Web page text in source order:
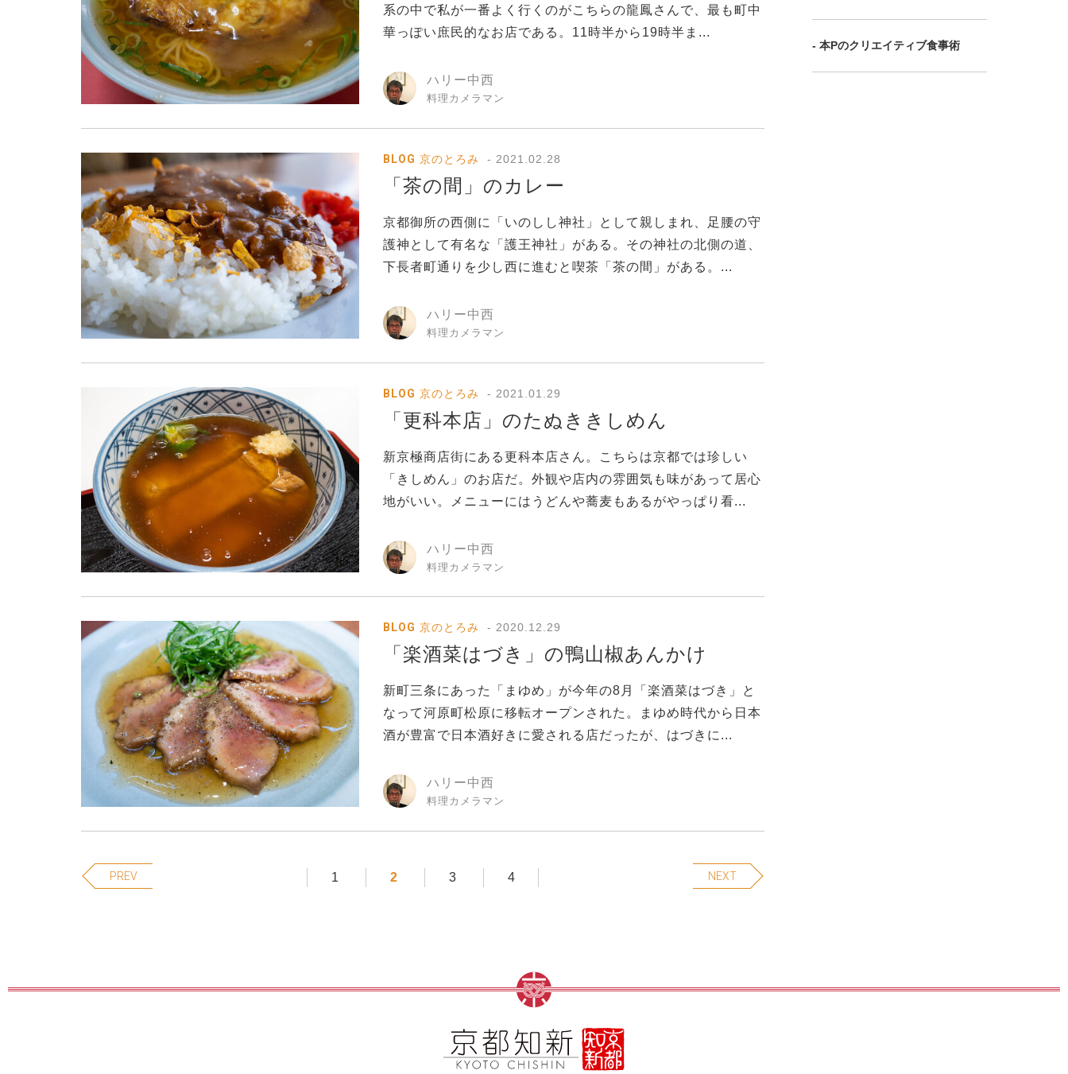
系の中で私が一番よく行くのがこちらの龍鳳さんで、最も町中
華っぽい庶民的なお店である。11時半から19時半ま...
ハリー中西
料理カメラマン
BLOG 京のとろみ 2021.02.28
「茶の間」のカレー
京都御所の西側に「いのしし神社」として親しまれ、足腰の守
護神として有名な「護王神社」がある。その神社の北側の道、
下長者町通りを少し西に進むと喫茶「茶の間」がある。...
ハリー中西
料理カメラマン
BLOG 京のとろみ 2021.01.29
「更科本店」のたぬききしめん
新京極商店街にある更科本店さん。こちらは京都では珍しい
「きしめん」のお店だ。外観や店内の雰囲気も味があって居心
地がいい。メニューにはうどんや蕎麦もあるがやっぱり看...
ハリー中西
料理カメラマン
BLOG 京のとろみ 2020.12.29
「楽酒菜はづき」の鴨山椒あんかけ
新町三条にあった「まゆめ」が今年の8月「楽酒菜はづき」と
なって河原町松原に移転オープンされた。まゆめ時代から日本
酒が豊富で日本酒好きに愛される店だったが、はづきに...
ハリー中西
料理カメラマン
PREV 1 2 3 4 NEXT
- 本Pのクリエイティブ食事術